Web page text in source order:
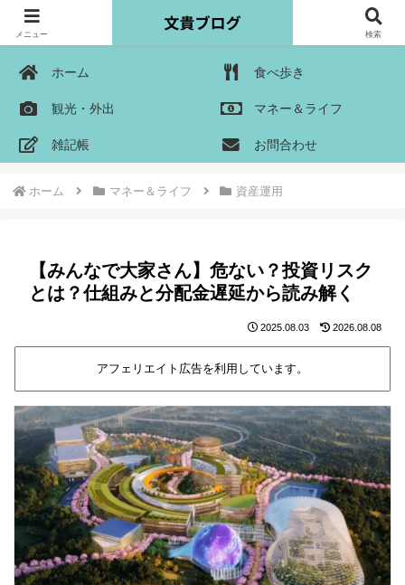
ホーム 食べ歩き
観光・外出 マネー＆ライフ
雑記帳 お問合わせ
ホーム マネー＆ライフ 資産運用
【みんなで大家さん】危ない？投資リスク
とは？仕組みと分配金遅延から読み解く
2025.08.03 2026.08.08
アフェリエイト広告を利用しています。
メニュー 検索